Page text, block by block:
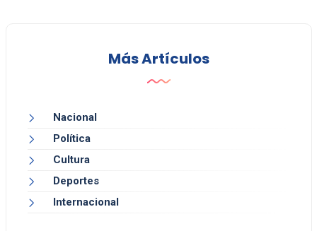
Más Artículos
Nacional
Política
Cultura
Deportes
Internacional